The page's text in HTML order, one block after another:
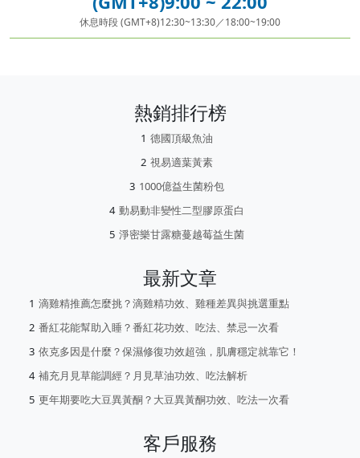
休息時段 (GMT+8)12:30~13:30／18:00~19:00
熱銷排行榜
德國頂級魚油
視易適葉黃素
1000億益生菌粉包
動易動非變性二型膠原蛋白
淨密樂甘露糖蔓越莓益生菌
最新文章
滴雞精推薦怎麼挑？滴雞精功效、雞種差異與挑選重點
番紅花能幫助入睡？番紅花功效、吃法、禁忌一次看
依克多因是什麼？保濕修復功效超強，肌膚穩定就靠它！
補充月見草能調經？月見草油功效、吃法解析
更年期要吃大豆異黃酮？大豆異黃酮功效、吃法一次看
客戶服務